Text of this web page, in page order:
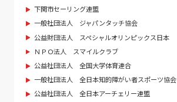
下関市セーリング連盟
一般社団法人 ジャパンタッチ協会
公益財団法人 スペシャルオリンピックス日本
ＮＰＯ法人 スマイルクラブ
公益社団法人 全国大学体育連合
一般社団法人 全日本知的障がい者スポーツ協会
公益社団法人 全日本アーチェリー連盟